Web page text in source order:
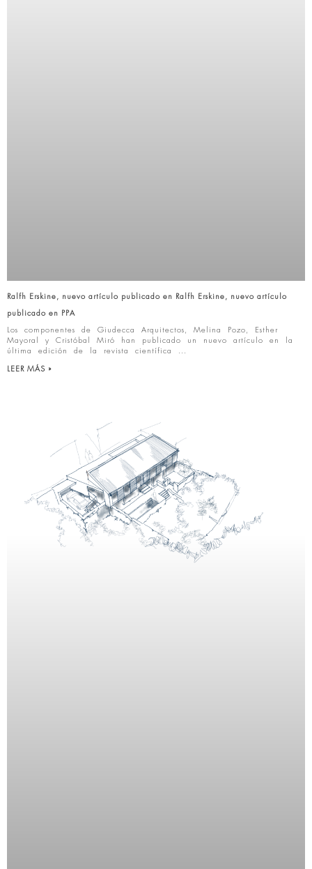
Ralfh Erskine, nuevo artículo publicado en Ralfh Erskine, nuevo artículo
publicado en PPA
Los componentes de Giudecca Arquitectos, Melina Pozo, Esther
Mayoral y Cristóbal Miró han publicado un nuevo artículo en la
última edición de la revista científica
LEER MÁS »